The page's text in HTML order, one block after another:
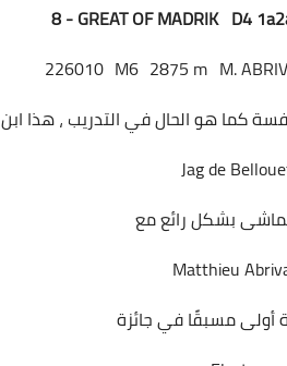
8 - GREAT OF MADRIK D4
226010 M6 2875 m M.
كما هو الحال في التدريب ، هذا ابن
Jag de
بشكل رائع مع
Matthieu